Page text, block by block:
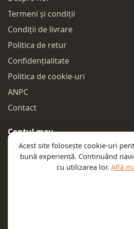
Termeni și condiții
Condiții de livrare
Politica de retur
Confidențialitate
Politica de cookie-uri
ANPC
Contact
Contul meu
Autentificare
Comenzile mele
Acest site folosește cookie-uri
bună experiență. Continuând
cu utilizarea lor. Află